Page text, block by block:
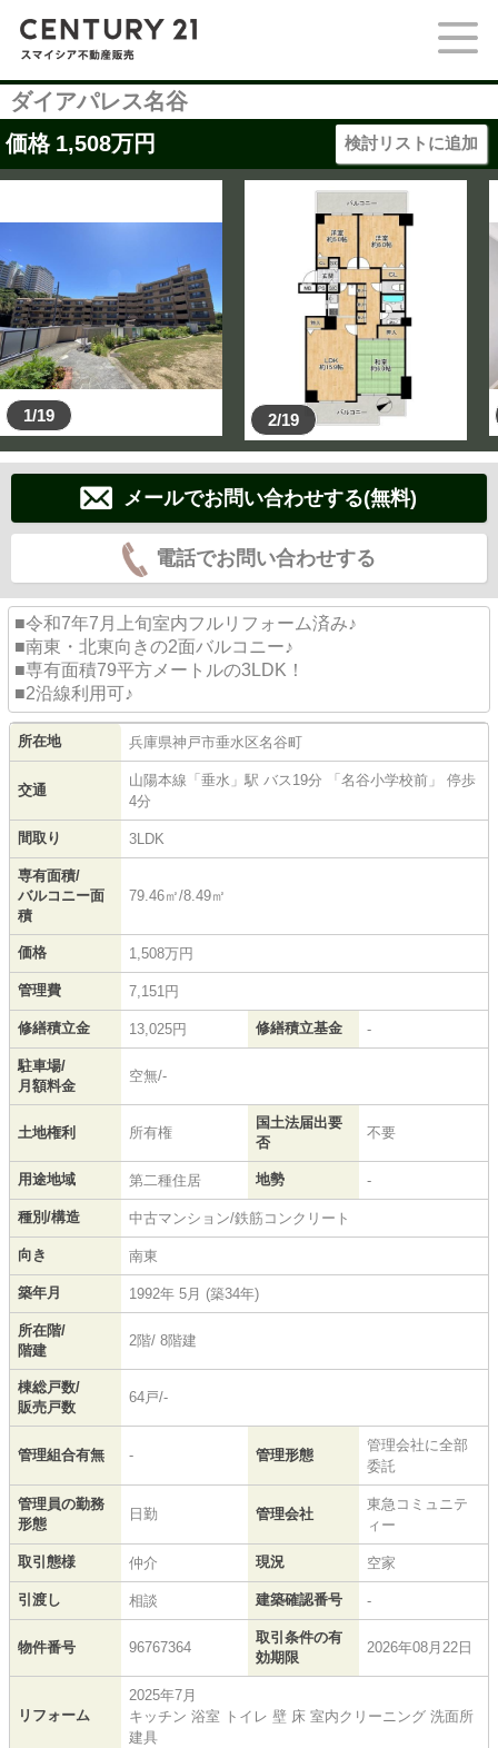
ダイアパレス名谷
価格 1,508万円 検討リストに追加
1/19 2/19
メールでお問い合わせする(無料)
電話でお問い合わせする
■令和7年7月上旬室内フルリフォーム済み♪
■南東・北東向きの2面バルコニー♪
■専有面積79平方メートルの3LDK！
■2沿線利用可♪
所在地 兵庫県神戸市垂水区名谷町
交通
山陽本線 「 垂水 」駅 バス19分 「名谷小学校前」 停歩
4分
間取り 3LDK
専有面積/
バルコニー面
積
79.46㎡/8.49㎡
価格 1,508万円
管理費 7,151円
修繕積立金 13,025円 修繕積立基金 -
駐車場/
月額料金
空無/-
土地権利 所有権
国土法届出要
否
不要
用途地域 第二種住居 地勢 -
種別/構造 中古マンション/鉄筋コンクリート
向き 南東
築年月 1992年 5月 (築34年)
所在階/
階建
2階/ 8階建
棟総戸数/
販売戸数
64戸/-
管理組合有無 - 管理形態
管理会社に全部
委託
管理員の勤務
形態
日勤 管理会社
東急コミュニテ
ィー
取引態様 仲介 現況 空家
引渡し 相談 建築確認番号 -
物件番号 96767364
取引条件の有
効期限
2026年08月22日
リフォーム
2025年7月
キッチン 浴室 トイレ 壁 床 室内クリーニング 洗面所
建具